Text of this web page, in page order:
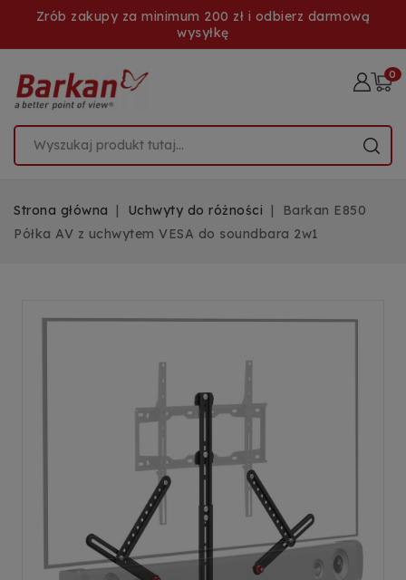
Zrób zakupy za minimum 200 zł i odbierz darmową
wysyłkę
0
Strona główna Uchwyty do różności
Barkan E850
Półka AV z uchwytem VESA do soundbara 2w1